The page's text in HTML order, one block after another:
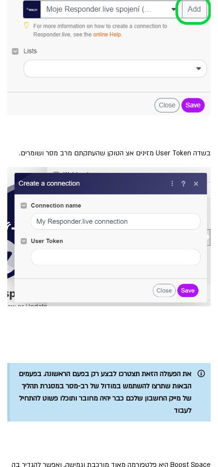
בשדה User Token מזינים אצ הטוקן שהעתקתם מרב מסר ושומרים.
את הפעולה הזאת תצטרכו לבצע רק בפעם הראשונה. בפעמים
הבאות שתרצו להשתמש במודול של רב-מסר במסגרת תהליך
של מייק החשבון שלכם כבר יהיה מחובר ותוכלו פשוט להתחיל
לעבוד
Boost Space היא פלטפורמה מאוד מורכבת וגמישה, ואפשר להגדיר בה